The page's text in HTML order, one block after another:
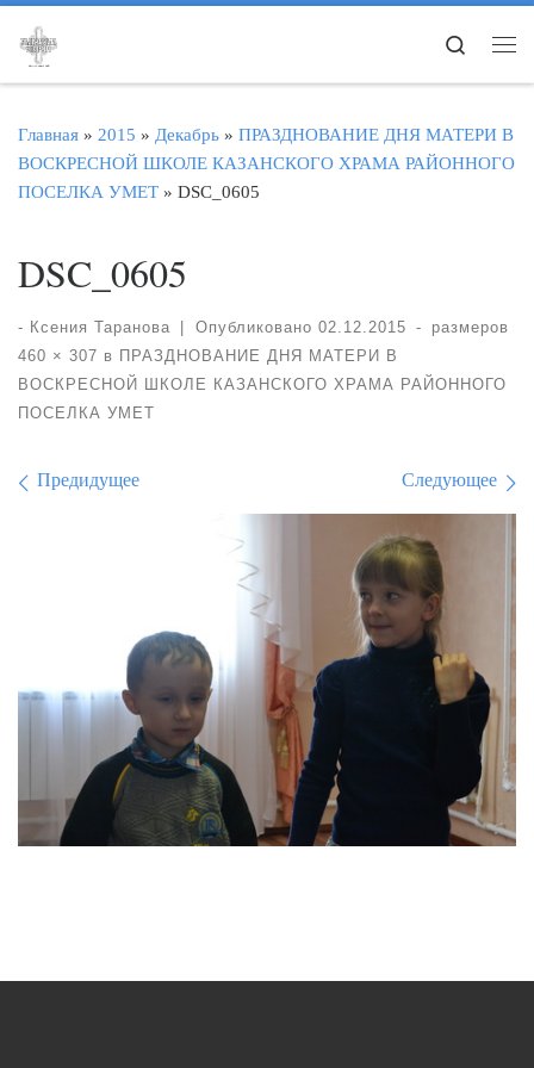
Перейти к содержимому
Search
Главная » 2015 » Декабрь » ПРАЗДНОВАНИЕ ДНЯ МАТЕРИ В
ВОСКРЕСНОЙ ШКОЛЕ КАЗАНСКОГО ХРАМА РАЙОННОГО
ПОСЕЛКА УМЕТ » DSC_0605
DSC_0605
- Ксения Таранова Опубликовано 02.12.2015 -
размеров
460 × 307 в ПРАЗДНОВАНИЕ ДНЯ МАТЕРИ В
ВОСКРЕСНОЙ ШКОЛЕ КАЗАНСКОГО ХРАМА РАЙОННОГО
ПОСЕЛКА УМЕТ
Навигация по
Предидущее Следующее